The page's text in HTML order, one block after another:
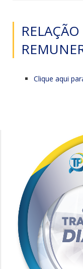
Clique aqui